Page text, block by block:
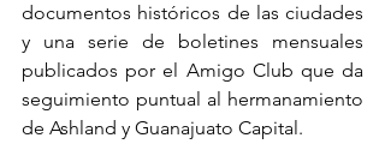
documentos históricos de las ciudades
y una serie de boletines mensuales
publicados por el Amigo Club que da
seguimiento puntual al hermanamiento
de Ashland y Guanajuato Capital.